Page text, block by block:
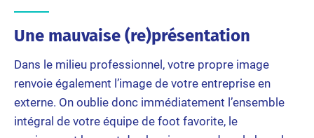
Une mauvaise (re)présentation
Dans le milieu professionnel, votre propre image
renvoie également l’image de votre entreprise en
externe. On oublie donc immédiatement l’ensemble
intégral de votre équipe de foot favorite, le